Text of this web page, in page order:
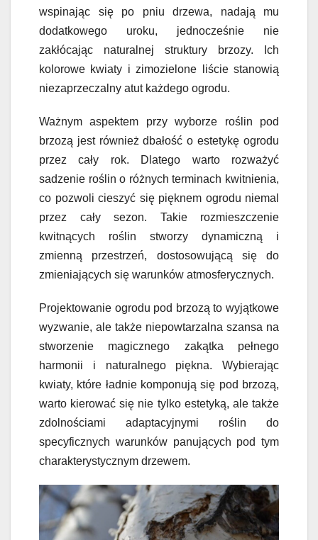
wspinając się po pniu drzewa, nadają mu
dodatkowego uroku, jednocześnie nie
zakłócając naturalnej struktury brzozy. Ich
kolorowe kwiaty i zimozielone liście stanowią
niezaprzeczalny atut każdego ogrodu.
Ważnym aspektem przy wyborze roślin pod
brzozą jest również dbałość o estetykę ogrodu
przez cały rok. Dlatego warto rozważyć
sadzenie roślin o różnych terminach kwitnienia,
co pozwoli cieszyć się pięknem ogrodu niemal
przez cały sezon. Takie rozmieszczenie
kwitnących roślin stworzy dynamiczną i
zmienną przestrzeń, dostosowującą się do
zmieniających się warunków atmosferycznych.
Projektowanie ogrodu pod brzozą to wyjątkowe
wyzwanie, ale także niepowtarzalna szansa na
stworzenie magicznego zakątka pełnego
harmonii i naturalnego piękna. Wybierając
kwiaty, które ładnie komponują się pod brzozą,
warto kierować się nie tylko estetyką, ale także
zdolnościami adaptacyjnymi roślin do
specyficznych warunków panujących pod tym
charakterystycznym drzewem.